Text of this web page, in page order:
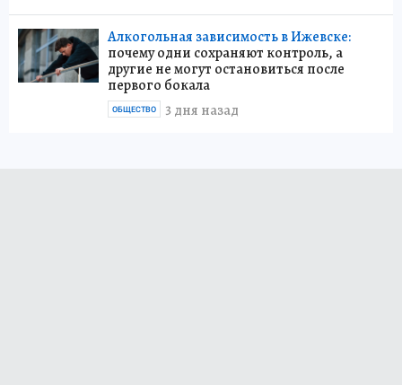
Алкогольная зависимость в Ижевске:
почему одни сохраняют контроль, а
другие не могут остановиться после
первого бокала
3 дня назад
ОБЩЕСТВО